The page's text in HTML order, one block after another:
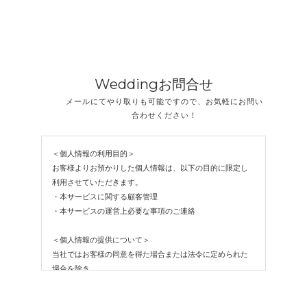
Weddingお問合せ
メールにてやり取りも可能ですので、お気軽にお問い
合わせください！
＜個人情報の利用目的＞
お客様よりお預かりした個人情報は、以下の目的に限定し
利用させていただきます。
・本サービスに関する顧客管理
・本サービスの運営上必要な事項のご連絡
＜個人情報の提供について＞
当社ではお客様の同意を得た場合または法令に定められた
場合を除き、